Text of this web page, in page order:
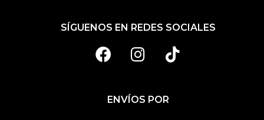
SÍGUENOS EN REDES SOCIALES
F
C
E
I
S
T
T
ENVÍOS POR